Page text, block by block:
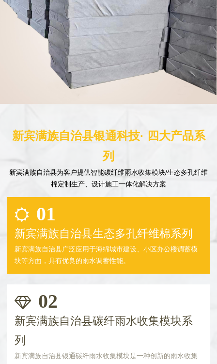
新宾满族自治县银通科技· 四大产品系
列
新宾满族自治县为客户提供智能碳纤维雨水收集模块/生态多孔纤维
棉定制生产、设计施工一体化解决方案
01
新宾满族自治县生态多孔纤维棉系列
新宾满族自治县广泛应用于海绵城市建设、小区办公楼调蓄模
块等方面，具有优良的雨水调蓄性能。
02
新宾满族自治县碳纤雨水收集模块系
列
新宾满族自治县银通碳纤雨水收集模块是一种创新的雨水收集